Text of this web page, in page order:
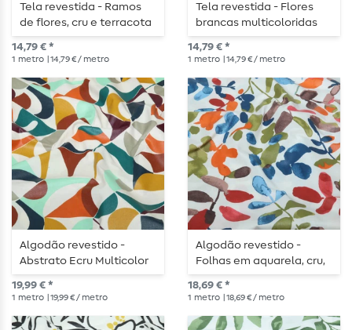
Tela revestida - Ramos
de flores, cru e terracota
14,79 € *
1 metro | 14,79 € / metro
Tela revestida - Flores
brancas multicoloridas
14,79 € *
1 metro | 14,79 € / metro
Algodão revestido -
Abstrato Ecru Multicolor
19,99 € *
1 metro | 19,99 € / metro
Algodão revestido -
Folhas em aquarela, cru,
multicolorido
18,69 € *
1 metro | 18,69 € / metro